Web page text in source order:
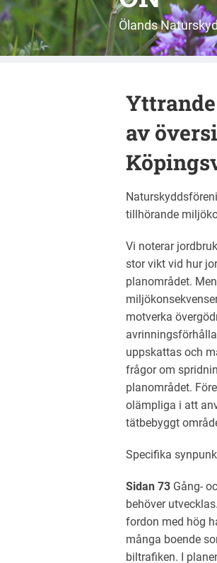
Ölands
av
tillhörande
Vi noterar
stor vikt vid hur
planområdet.
motverka
uppskattas och
frågor om
planområdet.
olämpliga i att
tätbebyggt
Specifika
Sidan 73 Gång-
behöver
fordon med hög
många boende
biltrafiken. I